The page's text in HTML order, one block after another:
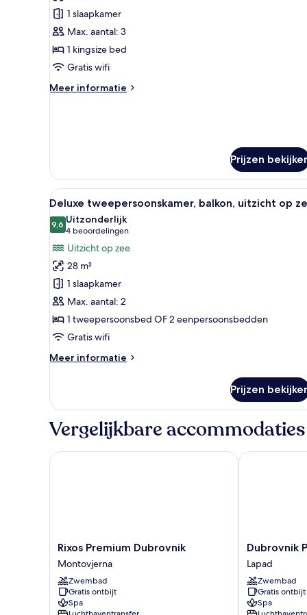
Balcony
suite
special
with
airport
included
1 slaapkamer
Max. aantal: 3
1 kingsize bed
Gratis wifi
Meer informatie
Meer
airport
transfer
included
Prijzen
Alle
foto's
voor
Deluxe
tweepersoonskamer,
balkon,
uitzicht
op
zee
laden
Een hotelkamer met een
5
Deluxe tweepersoonskamer, balkon, uitzicht op
9,69,6 van 10
Uitzonderlijk
4 beoordelingen
(4
beoordelingen)
Uitzicht op zee
28 m²
1 slaapkamer
Max. aantal: 2
1 tweepersoonsbed OF 2 eenpersoonsbedden
Gratis wifi
Meer informatie
Meer
tweepersoonskamer,
uitzicht
zee
Prijzen
Vergelijkbare accommodaties
Rixos
Premium
Dubrovnik
Montovjerna
Rixos Premium Dubrovnik
Montovjerna
Zwembad
Gratis ontbijt
Spa
Rixos Premium Dubrovnik
Dubrovnik
Palace
Lapad
Dubrovnik
Lapad
Zwembad
Gratis ontbijt
Spa
Dubrovnik